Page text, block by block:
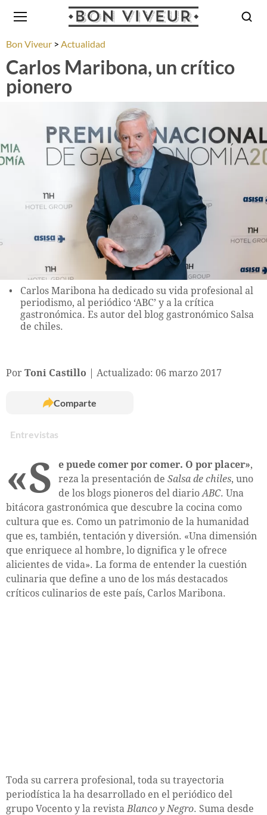
Bon Viveur Actualidad
Carlos Maribona, un crítico
pionero
Carlos Maribona ha dedicado su vida profesional al
periodismo, al periódico ‘ABC’ y a la crítica
gastronómica. Es autor del blog gastronómico Salsa
de chiles.
Por Toni Castillo Actualizado: 06 marzo 2017
Comparte
Entrevistas
«S e puede comer por comer. O por placer»,
reza la presentación de Salsa de chiles, uno
de los blogs pioneros del diario ABC. Una
bitácora gastronómica que descubre la cocina como
cultura que es. Como un patrimonio de la humanidad
que es, también, tentación y diversión. «Una dimensión
que enriquece al hombre, lo dignifica y le ofrece
alicientes de vida». La forma de entender la cuestión
culinaria que define a uno de los más destacados
críticos culinarios de este país, Carlos Maribona.
Toda su carrera profesional, toda su trayectoria
periodística la ha desarrollado en el periódico del
grupo Vocento y la revista Blanco y Negro. Suma desde